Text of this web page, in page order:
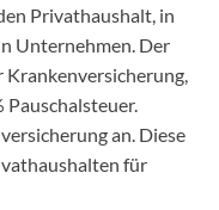
Privathaushalt, in
Unternehmen. Der
Krankenversicherung,
Pauschalsteuer.
an. Diese
für